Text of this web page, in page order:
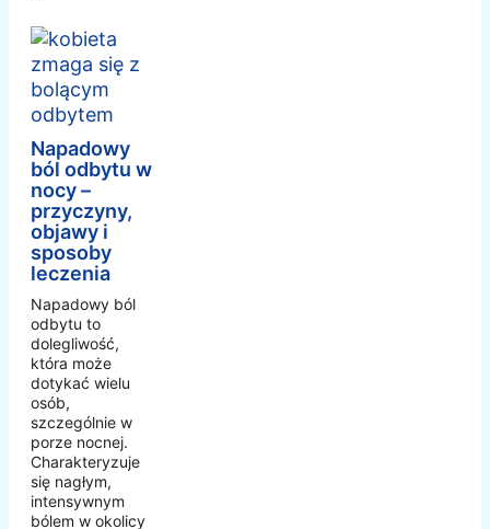
Napadowy
ból odbytu w
nocy –
przyczyny,
objawy i
sposoby
leczenia
Napadowy ból
odbytu to
dolegliwość,
która może
dotykać wielu
osób,
szczególnie w
porze nocnej.
Charakteryzuje
się nagłym,
intensywnym
bólem w okolicy